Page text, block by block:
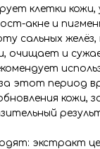
клетки
акне и
сальных
очищает и
этот период
кожи,
экстракт